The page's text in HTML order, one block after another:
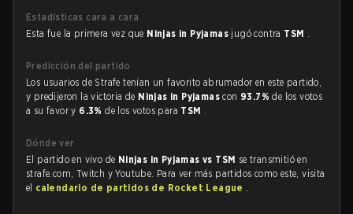
Estadísticas cara a cara
Esta fue la primera vez que Ninjas in Pyjamas jugó contra TSM .
Predicción del partido
Los usuarios de Strafe tenían un favorito abrumador en este partido,
y predijeron la victoria de Ninjas in Pyjamascon 93.7%de los votos
a su favor y 6.3%de los votos para TSM .
Dónde ver
El partido en vivo de Ninjas in Pyjamas vs TSM se transmitió en
strafe.com, Twitch y Youtube. Para ver más partidos como este, visita
el calendario de partidos de Rocket League .